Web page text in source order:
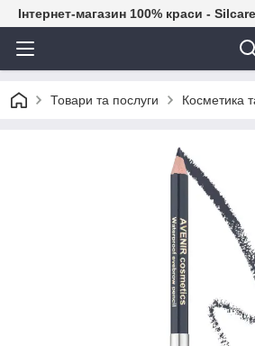
Інтернет-магазин 100% краси -
Товари та послуги Косметика